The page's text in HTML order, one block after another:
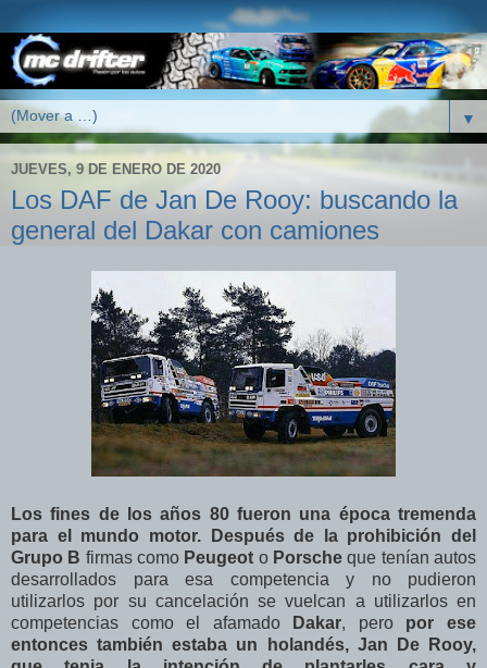
▼
JUEVES, 9 DE ENERO DE 2020
Los DAF de Jan De Rooy: buscando la
general del Dakar con camiones
Los fines de los años 80 fueron una época tremenda
para el mundo motor. Después de la prohibición del
Grupo B firmas como Peugeot o Porsche que tenían autos
desarrollados para esa competencia y no pudieron
utilizarlos por su cancelación se vuelcan a utilizarlos en
competencias como el afamadoDakar, pero por ese
entonces también estaba un holandés, Jan De Rooy,